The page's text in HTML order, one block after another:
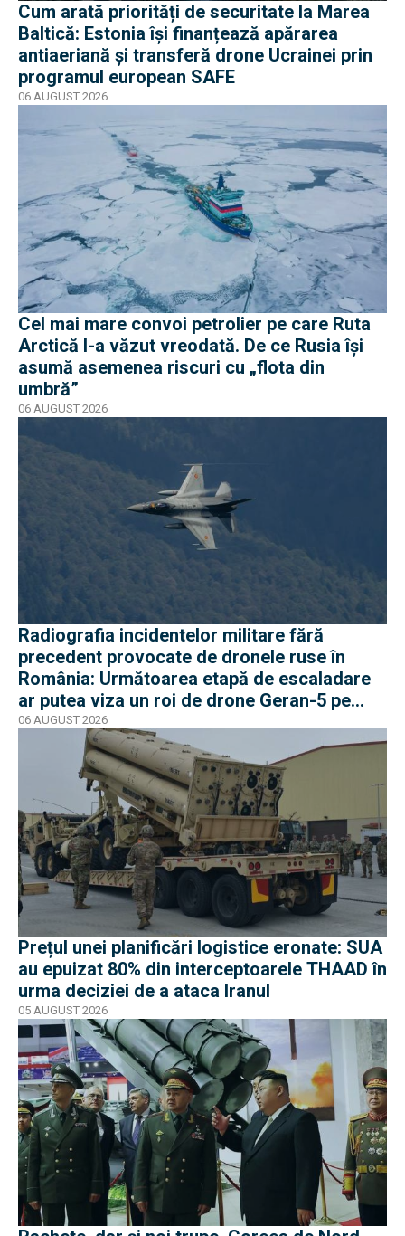
Cum arată priorități de securitate la Marea
Baltică: Estonia își finanțează apărarea
antiaeriană și transferă drone Ucrainei prin
programul european SAFE
06 AUGUST 2026
Cel mai mare convoi petrolier pe care Ruta
Arctică l-a văzut vreodată. De ce Rusia își
asumă asemenea riscuri cu „flota din
umbră”
06 AUGUST 2026
Radiografia incidentelor militare fără
precedent provocate de dronele ruse în
România: Următoarea etapă de escaladare
ar putea viza un roi de drone Geran-5 pe
direcția Galați-Reni
06 AUGUST 2026
Prețul unei planificări logistice eronate: SUA
au epuizat 80% din interceptoarele THAAD în
urma deciziei de a ataca Iranul
05 AUGUST 2026